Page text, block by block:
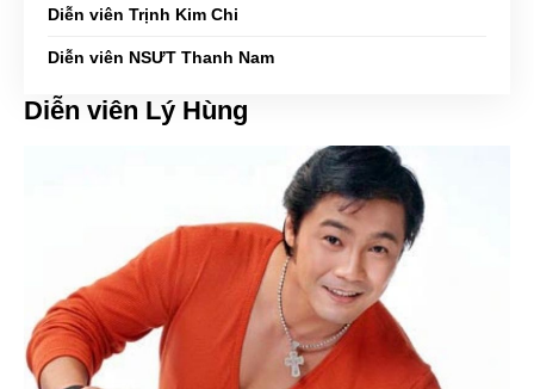
Diễn viên Trịnh Kim Chi
Diễn viên NSƯT Thanh Nam
Diễn viên Lý Hùng